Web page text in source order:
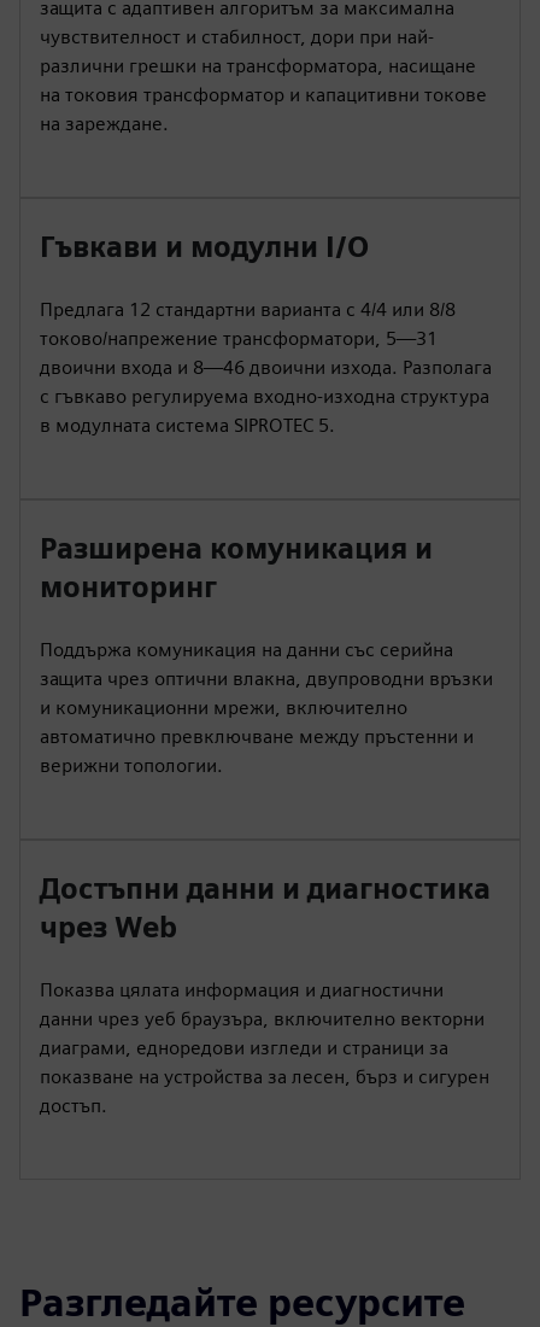
защита с адаптивен алгоритъм за максимална
чувствителност и стабилност, дори при най-
различни грешки на трансформатора, насищане
на токовия трансформатор и капацитивни токове
на зареждане.
Гъвкави и модулни I/O
Предлага 12 стандартни варианта с 4/4 или 8/8
токово/напрежение трансформатори, 5—31
двоични входа и 8—46 двоични изхода. Разполага
с гъвкаво регулируема входно-изходна структура
в модулната система SIPROTEC 5.
Разширена комуникация и
мониторинг
Поддържа комуникация на данни със серийна
защита чрез оптични влакна, двупроводни връзки
и комуникационни мрежи, включително
автоматично превключване между пръстенни и
верижни топологии.
Достъпни данни и диагностика
чрез Web
Показва цялата информация и диагностични
данни чрез уеб браузъра, включително векторни
диаграми, едноредови изгледи и страници за
показване на устройства за лесен, бърз и сигурен
достъп.
Разгледайте ресурсите